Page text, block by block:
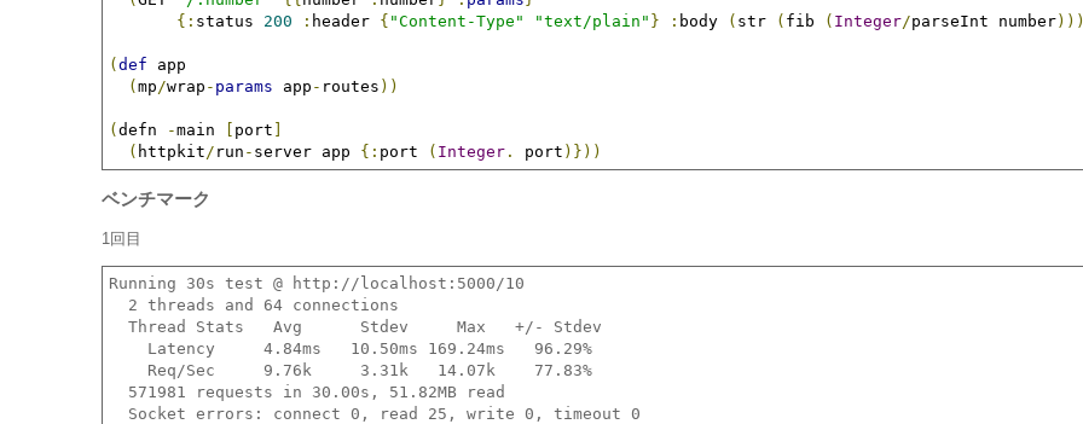
{: status 200 : header { "Content-Type" "text/plain" } : body ( str ( fib ( Integer/parseInt number
( def app
( mp/wrap - params app - routes ))
( defn -main port
( httpkit/ run - server app {: port ( Integer . port )}))
ベンチマーク
1回目
Running 30s test @ http://localhost:5000/10
  2 threads and 64 connections
  Thread Stats   Avg      Stdev     Max   +/- Stdev
    Latency     4.84ms   10.50ms 169.24ms   96.29%
    Req/Sec     9.76k     3.31k   14.07k    77.83%
  571981 requests in 30.00s, 51.82MB read
  Socket errors: connect 0, read 25, write 0, timeout 0